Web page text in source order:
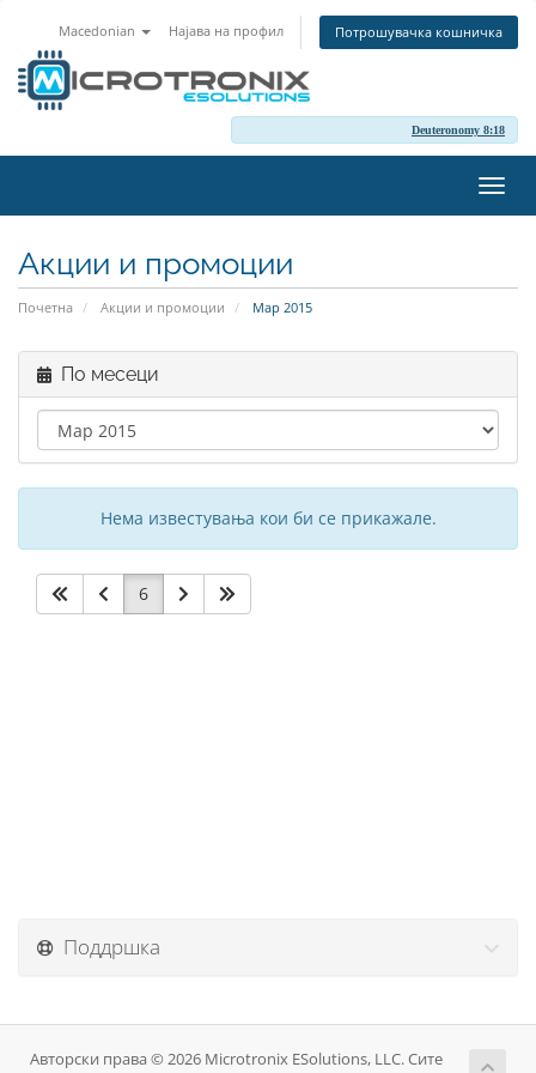
Macedonian Најава на профил Потрошувачка кошничка
Deuteronomy 8:18
ја
Акции и промоции
Почетна Акции и промоции Мар 2015
По месеци
Нема известувања кои би се прикажале.
6
Поддршка
Авторски права © 2026 Microtronix ESolutions, LLC. Сите